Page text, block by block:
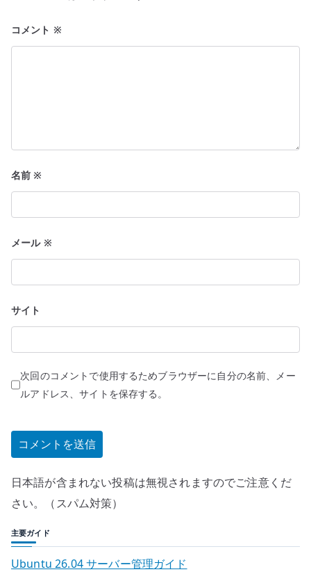
ン
コメント ※
名前※
メール ※
サイト
次回のコメントで使用するためブラウザーに自分の名前、メー
ルアドレス、サイトを保存する。
日本語が含まれない投稿は無視されますのでご注意くだ
さい。（スパム対策）
主要ガイド
Ubuntu 26.04 サーバー管理ガイド